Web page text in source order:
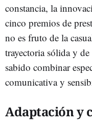
constancia, la
cinco premios de
no es fruto de la
trayectoria sólida y
sabido combinar
comunicativa y
Adaptación y